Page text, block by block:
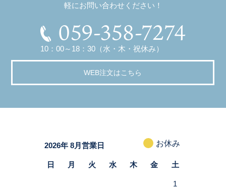
軽にお問い合わせください！
059-358-7274
10：00～18：30（水・木・祝休み）
WEB注文はこちら